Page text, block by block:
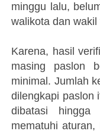
minggu lalu,
walikota dan
Karena, hasil
masing paslon
minimal. Jumlah
dilengkapi paslon
dibatasi
mematuhi